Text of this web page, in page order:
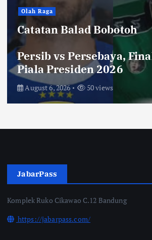
Hiburan
Toko Perlengkapan
Laku dengan Syarat ini,
Saksikan di Bioskop
August 3, 2026 67 views
JabarPass
Komplek Ruko Cikawao C.12 Bandung
https://jabarpass.com/